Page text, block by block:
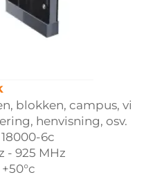
blokken, campus, vi
henvisning, osv.
6c
- 925 MHz